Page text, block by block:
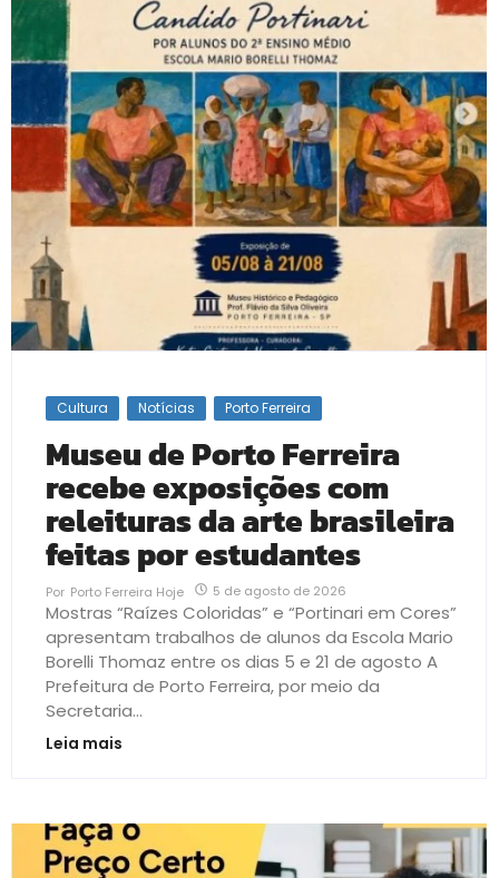
Cultura Notícias Porto Ferreira
Museu de Porto Ferreira
recebe exposições com
releituras da arte brasileira
feitas por estudantes
Por Porto Ferreira Hoje 5 de agosto de 2026
Mostras “Raízes Coloridas” e “Portinari em Cores”
apresentam trabalhos de alunos da Escola Mario
Borelli Thomaz entre os dias 5 e 21 de agosto A
Prefeitura de Porto Ferreira, por meio da
Secretaria...
Leia mais